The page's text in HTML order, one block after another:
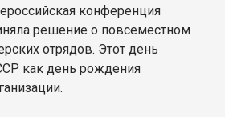
конференция
решение о повсеместном
отрядов. Этот день
как день рождения